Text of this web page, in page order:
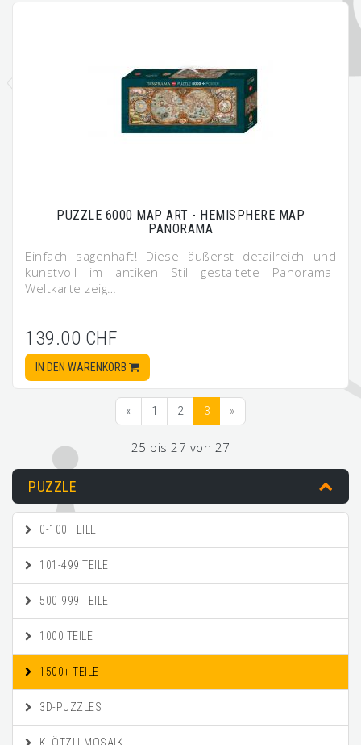
PUZZLE 6000 MAP ART - HEMISPHERE MAP
PANORAMA
Einfach sagenhaft! Diese äußerst detailreich und
kunstvoll im antiken Stil gestaltete Panorama-
Weltkarte zeig…
139.00 CHF
IN DEN WARENKORB
« 1 2 3 »
25 bis 27 von 27
PUZZLE
0-100 TEILE
101-499 TEILE
500-999 TEILE
1000 TEILE
1500+ TEILE
3D-PUZZLES